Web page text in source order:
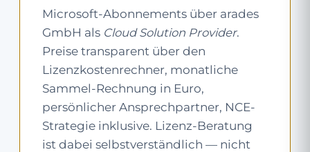
Microsoft-Abonnements über arades
GmbH als Cloud Solution Provider.
Preise transparent über den
Lizenzkostenrechner, monatliche
Sammel-Rechnung in Euro,
persönlicher Ansprechpartner, NCE-
Strategie inklusive. Lizenz-Beratung
ist dabei selbstverständlich — nicht